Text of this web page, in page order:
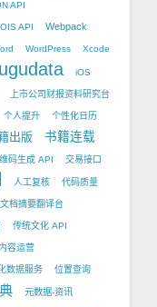
API
API Webpack
WordPress Xcode
iOS
上市公司财报资料研究台
个人提升 个性化日历
出版 书籍连载
码生成 API 交易接口
人工复核 代码质量
档摘要翻译台
传统文化 API
容运营
数据服务 位置查询
元数据-资讯